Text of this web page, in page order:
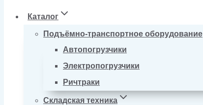
Каталог
Подъёмно-транспортное оборудование
Автопогрузчики
Электропогрузчики
Ричтраки
Складская техника